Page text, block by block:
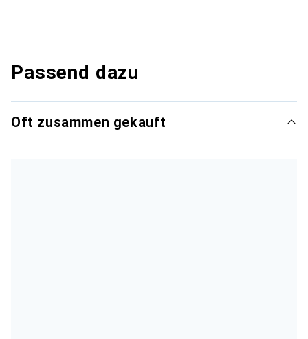
Passend dazu
Oft zusammen gekauft